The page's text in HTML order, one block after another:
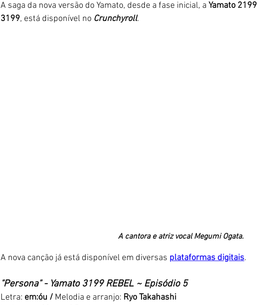
A saga da nova versão do Yamato, desde a fase inicial, a Yamato 2199
3199, está disponível no Crunchyroll.
A cantora e atriz vocal Megumi Ogata.
A nova canção já está disponível em diversas plataformas digitais.
"Persona" - Yamato 3199 REBEL ~ Episódio 5
Letra: em:óu / Melodia e arranjo: Ryo Takahashi